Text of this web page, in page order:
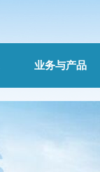
业务与产品